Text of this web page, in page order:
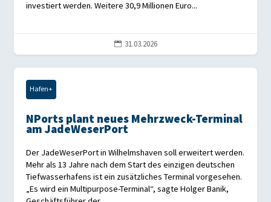
investiert werden. Weitere 30,9 Millionen Euro...
 31.03.2026
Hafen+
NPorts plant neues Mehrzweck-Terminal
am JadeWeserPort
Der JadeWeserPort in Wilhelmshaven soll erweitert werden.
Mehr als 13 Jahre nach dem Start des einzigen deutschen
Tiefwasserhafens ist ein zusätzliches Terminal vorgesehen.
„Es wird ein Multipurpose-Terminal“, sagte Holger Banik,